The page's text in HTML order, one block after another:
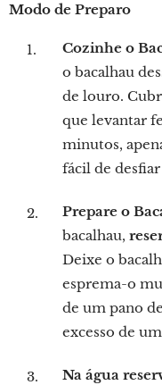
Modo de Preparo
Cozinhe o
o bacalhau
de louro.
que levantar
minutos,
fácil de
Prepare o
bacalhau,
Deixe o
esprema-o
de um pano
excesso de
Na água